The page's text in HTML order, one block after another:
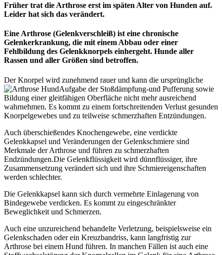
Früher trat die Arthrose erst im späten Alter von Hunden auf.
Leider hat sich das verändert.
Eine Arthrose (Gelenkverschleiß) ist eine chronische
Gelenkerkrankung, die mit einem Abbau oder einer
Fehlbildung des Gelenkknorpels einhergeht. Hunde aller
Rassen und aller Größen sind betroffen.
Der Knorpel wird zunehmend rauer und kann die ursprüngliche
Aufgabe der Stoßdämpfung-und Pufferung sowie
Bildung einer gleitfähigen Oberfläche nicht mehr ausreichend
wahrnehmen. Es kommt zu einem fortschreitenden Verlust gesunden
Knorpelgewebes und zu teilweise schmerzhaften Entzündungen.
Auch überschießendes Knochengewebe, eine verdickte
Gelenkkapsel und Veränderungen der Gelenkschmiere sind
Merkmale der Arthrose und führen zu schmerzhaften
Endzündungen.Die Gelenkflüssigkeit wird dünnflüssiger, ihre
Zusammensetzung verändert sich und ihre Schmiereigenschaften
werden schlechter.
Die Gelenkkapsel kann sich durch vermehrte Einlagerung von
Bindegewebe verdicken. Es kommt zu eingeschränkter
Beweglichkeit und Schmerzen.
Auch eine unzureichend behandelte Verletzung, beispielsweise ein
Gelenkschaden oder ein Kreuzbandriss, kann langfristig zur
Arthrose bei einem Hund führen. In manchen Fällen ist auch eine